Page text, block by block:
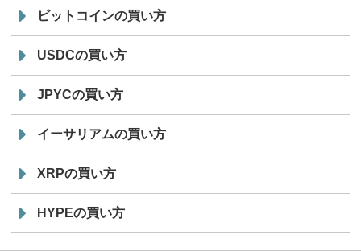
ビットコインの買い方
USDCの買い方
JPYCの買い方
イーサリアムの買い方
XRPの買い方
HYPEの買い方